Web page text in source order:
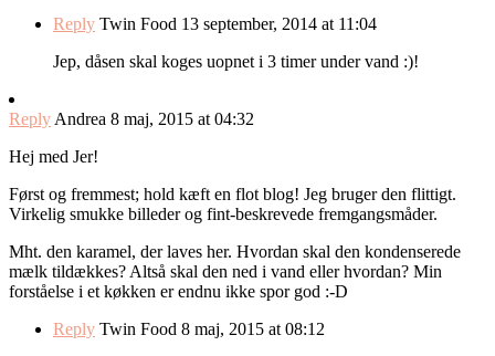
Reply Twin Food 13 september, 2014 at 11:04
Jep, dåsen skal koges uopnet i 3 timer under vand :)!
Reply Andrea 8 maj, 2015 at 04:32
Hej med Jer!
Først og fremmest; hold kæft en flot blog! Jeg bruger den flittigt.
Virkelig smukke billeder og fint-beskrevede fremgangsmåder.
Mht. den karamel, der laves her. Hvordan skal den kondenserede
mælk tildækkes? Altså skal den ned i vand eller hvordan? Min
forståelse i et køkken er endnu ikke spor god :-D
Reply Twin Food 8 maj, 2015 at 08:12